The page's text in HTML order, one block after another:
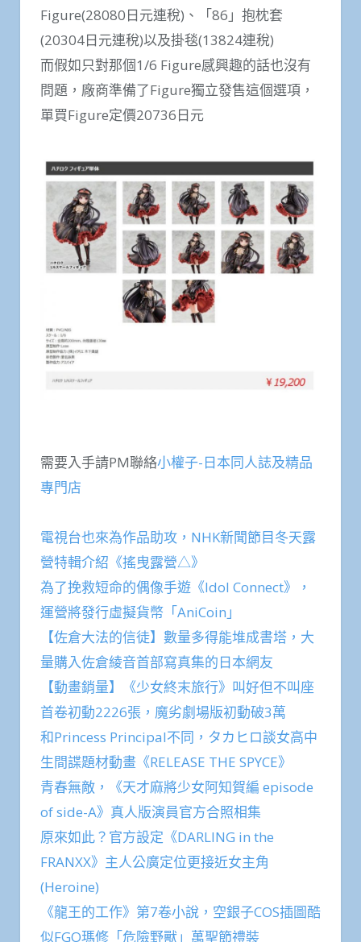
Figure(28080日元連稅)、「86」抱枕套
(20304日元連稅)以及掛毯(13824連稅)
而假如只對那個1/6 Figure感興趣的話也沒有
問題，廠商準備了Figure獨立發售這個選項，
單買Figure定價20736日元
需要入手請PM聯絡小權子-日本同人誌及精品
專門店
電視台也來為作品助攻，NHK新聞節目冬天露
營特輯介紹《搖曳露營△》
為了挽救短命的偶像手遊《Idol Connect》，
運營將發行虛擬貨幣「AniCoin」
【佐倉大法的信徒】數量多得能堆成書塔，大
量購入佐倉綾音首部寫真集的日本網友
【動畫銷量】《少女終末旅行》叫好但不叫座
首卷初動2226張，魔劣劇場版初動破3萬
和Princess Principal不同，タカヒロ談女高中
生間諜題材動畫《RELEASE THE SPYCE》
青春無敵，《天才麻將少女阿知賀編 episode
of side-A》真人版演員官方合照相集
原來如此？官方設定《DARLING in the
FRANXX》主人公廣定位更接近女主角
(Heroine)
《龍王的工作》第7卷小說，空銀子COS插圖酷
似FGO瑪修「危險野獸」萬聖節禮裝